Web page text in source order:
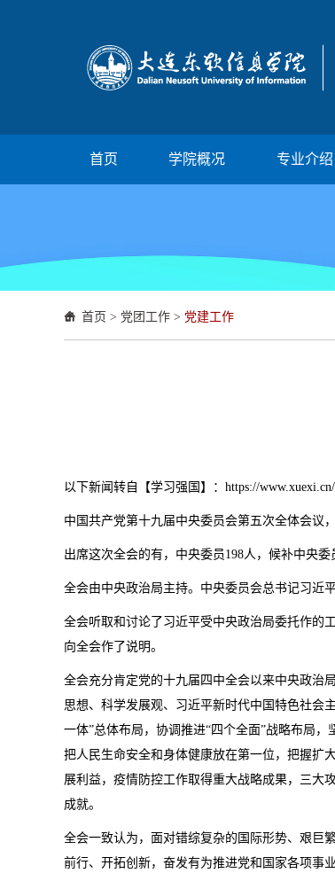
首页 学院概况 专业介绍
首页 > 党团工作 > 党建工作
以下新闻转自【学习强国】：https://www.xuexi.cn/
中国共产党第十九届中央委员会第五次全体会议
出席这次全会的有，中央委员198人，候补中央
全会由中央政治局主持。中央委员会总书记习近
全会听取和讨论了习近平受中央政治局委托作的
向全会作了说明。
全会充分肯定党的十九届四中全会以来中央政治
思想、科学发展观、习近平新时代中国特色社会
一体”总体布局，协调推进“四个全面”战略布局
把人民生命安全和身体健康放在第一位，把握扩
展利益，疫情防控工作取得重大战略成果，三大
成就。
全会一致认为，面对错综复杂的国际形势、艰巨
前行、开拓创新，奋发有为推进党和国家各项事